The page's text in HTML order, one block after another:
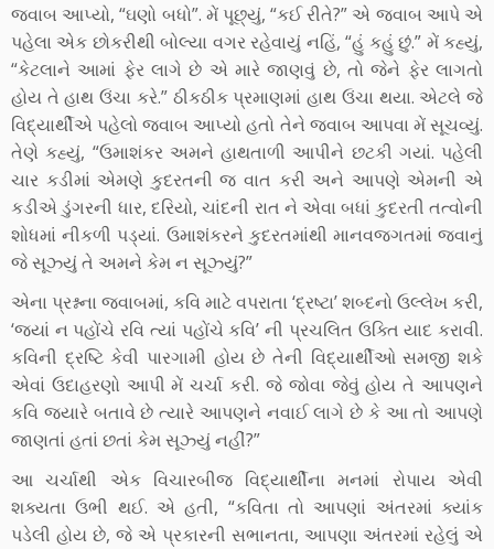
જવાબ આપ્યો, “ઘણો બધો”. મેં પૂછ્યું, “કઈ રીતે?” એ જવાબ આપે એ
પહેલા એક છોકરીથી બોલ્યા વગર રહેવાયું નહિં, “હું કહું છું.” મેં કહ્યું,
“કેટલાને આમાં ફેર લાગે છે એ મારે જાણવું છે, તો જેને ફેર લાગતો
હોય તે હાથ ઉંચા કરે.” ઠીકઠીક પ્રમાણમાં હાથ ઉંચા થયા. એટલે જે
વિદ્યાર્થીએ પહેલો જવાબ આપ્યો હતો તેને જવાબ આપવા મેં સૂચવ્યું.
તેણે કહ્યું, “ઉમાશંકર અમને હાથતાળી આપીને છટકી ગયાં. પહેલી
ચાર કડીમાં એમણે કુદરતની જ વાત કરી અને આપણે એમની એ
કડીએ ડુંગરની ધાર, દરિયો, ચાંદની રાત ને એવા બધાં કુદરતી તત્વોની
શોધમાં નીકળી પડ્યાં. ઉમાશંકરને કુદરતમાંથી માનવજગતમાં જવાનું
જે સૂઝ્યું તે અમને કેમ ન સૂઝ્યું?”
એના પ્રશ્નના જવાબમાં, કવિ માટે વપરાતા ‘દ્રષ્ટા’ શબ્દનો ઉલ્લેખ કરી,
‘જ્યાં ન પહોંચે રવિ ત્યાં પહોંચે કવિ’ ની પ્રચલિત ઉક્તિ યાદ કરાવી.
કવિની દ્રષ્ટિ કેવી પારગામી હોય છે તેની વિદ્યાર્થીઓ સમજી શકે
એવાં ઉદાહરણો આપી મેં ચર્ચા કરી. જે જોવા જેવું હોય તે આપણને
કવિ જ્યારે બતાવે છે ત્યારે આપણને નવાઈ લાગે છે કે આ તો આપણે
જાણતાં હતાં છતાં કેમ સૂઝ્યું નહીં?”
આ ચર્ચાથી એક વિચારબીજ વિદ્યાર્થીના મનમાં રોપાય એવી
શક્યતા ઉભી થઈ. એ હતી, “કવિતા તો આપણાં અંતરમાં ક્યાંક
પડેલી હોય છે, જે એ પ્રકારની સભાનતા, આપણા અંતરમાં રહેલું એ